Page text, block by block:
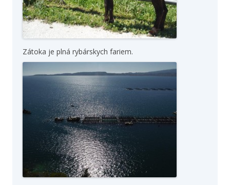
Zátoka je plná rybárskych fariem.